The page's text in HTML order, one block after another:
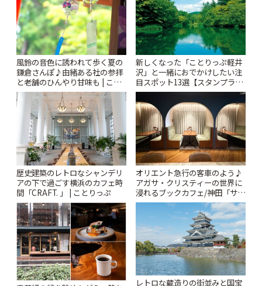
風鈴の音色に誘われて歩く夏の
鎌倉さんぽ♪由緒ある社の参拝
と老舗のひんやり甘味も | こと
りっぷ
新しくなった「ことりっぷ軽井
沢」と一緒におでかけしたい注
目スポット13選【スタンプラリ
ー開催中】 | ことりっぷ
歴史建築のレトロなシャンデリ
アの下で過ごす横浜のカフェ時
間「CRAFT. 」 | ことりっぷ
オリエント急行の客車のよう♪
アガサ・クリスティーの世界に
浸れるブックカフェ/神田「サロ
ンクリスティ」 | ことりっぷ
レトロな蔵造りの街並みと国宝